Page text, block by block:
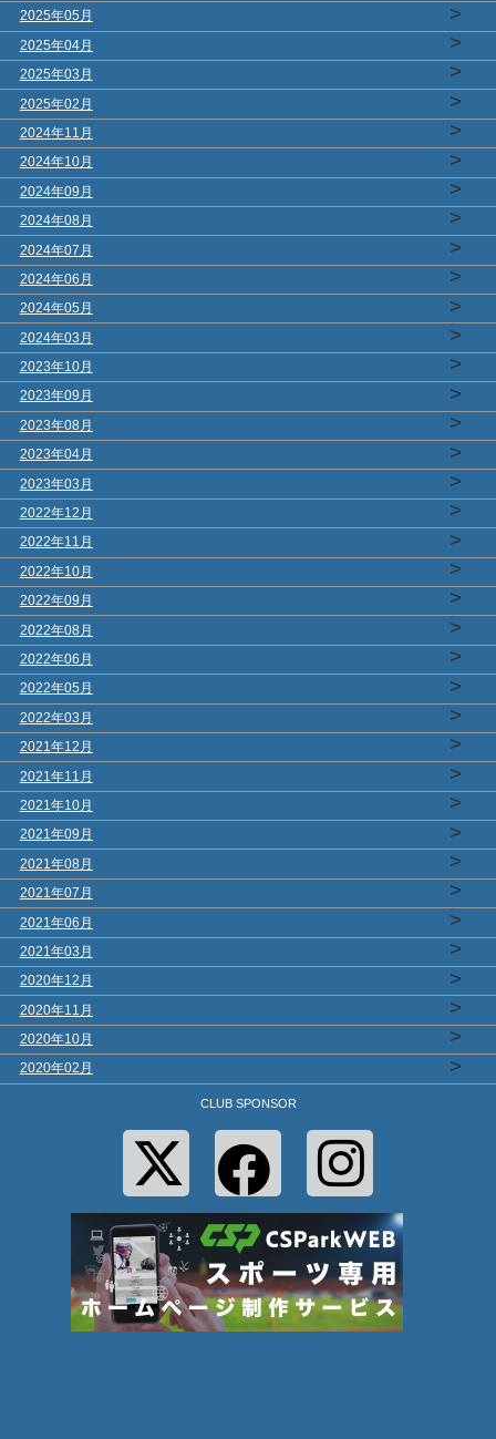
2025年05月 >
2025年04月 >
2025年03月 >
2025年02月 >
2024年11月 >
2024年10月 >
2024年09月 >
2024年08月 >
2024年07月 >
2024年06月 >
2024年05月 >
2024年03月 >
2023年10月 >
2023年09月 >
2023年08月 >
2023年04月 >
2023年03月 >
2022年12月 >
2022年11月 >
2022年10月 >
2022年09月 >
2022年08月 >
2022年06月 >
2022年05月 >
2022年03月 >
2021年12月 >
2021年11月 >
2021年10月 >
2021年09月 >
2021年08月 >
2021年07月 >
2021年06月 >
2021年03月 >
2020年12月 >
2020年11月 >
2020年10月 >
2020年02月 >
CLUB SPONSOR